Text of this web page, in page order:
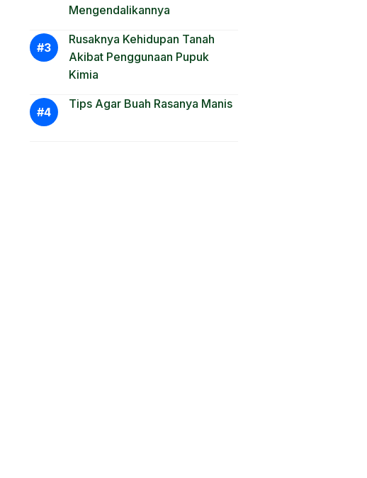
Mengendalikannya
Rusaknya Kehidupan Tanah
Akibat Penggunaan Pupuk
Kimia
Tips Agar Buah Rasanya Manis